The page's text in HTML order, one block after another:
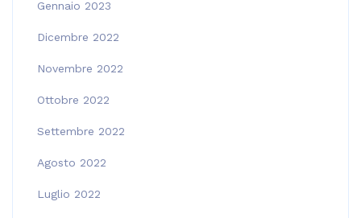
Gennaio 2023
Dicembre 2022
Novembre 2022
Ottobre 2022
Settembre 2022
Agosto 2022
Luglio 2022